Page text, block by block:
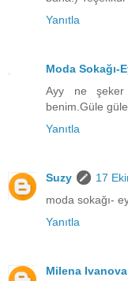
Yanıtla
Moda Sokağı-
Ayy ne şeker
benim.Güle
Yanıtla
Suzy
17
moda sokağı-
Yanıtla
Milena Ivanova